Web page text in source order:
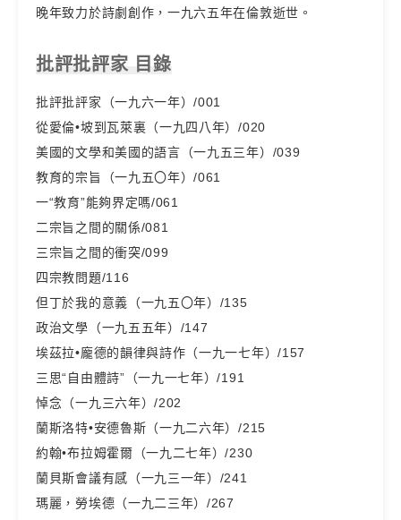
晚年致力於詩劇創作，一九六五年在倫敦逝世。
批評批評家 目錄
批評批評家（一九六一年）/001
從愛倫•坡到瓦萊裏（一九四八年）/020
美國的文學和美國的語言（一九五三年）/039
教育的宗旨（一九五〇年）/061
一“教育”能夠界定嗎/061
二宗旨之間的關係/081
三宗旨之間的衝突/099
四宗教問題/116
但丁於我的意義（一九五〇年）/135
政治文學（一九五五年）/147
埃茲拉•龐德的韻律與詩作（一九一七年）/157
三思“自由體詩”（一九一七年）/191
悼念（一九三六年）/202
蘭斯洛特•安德魯斯（一九二六年）/215
約翰•布拉姆霍爾（一九二七年）/230
蘭貝斯會議有感（一九三一年）/241
瑪麗，勞埃德（一九二三年）/267